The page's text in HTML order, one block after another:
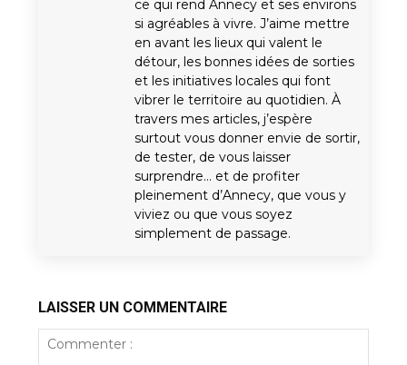
ce qui rend Annecy et ses environs
si agréables à vivre. J’aime mettre
en avant les lieux qui valent le
détour, les bonnes idées de sorties
et les initiatives locales qui font
vibrer le territoire au quotidien. À
travers mes articles, j’espère
surtout vous donner envie de sortir,
de tester, de vous laisser
surprendre… et de profiter
pleinement d’Annecy, que vous y
viviez ou que vous soyez
simplement de passage.
LAISSER UN COMMENTAIRE